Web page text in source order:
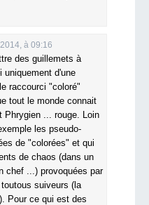
à 09:16
des guillemets à
uniquement d'une
raccourci "coloré"
tout le monde connait
Phrygien ... rouge. Loin
les pseudo-
de "colorées" et qui
de chaos (dans un
chef ...) provoquées par
suiveurs (la
Pour ce qui est des